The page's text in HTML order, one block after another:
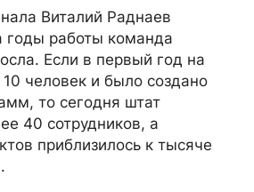
Виталий Раднаев
годы работы команда
Если в первый год на
человек и было создано
то сегодня штат
40 сотрудников, а
приблизилось к тысяче